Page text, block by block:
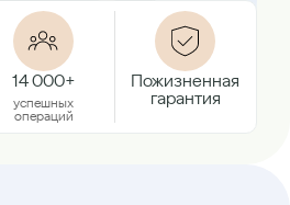
14 000+
успешных
операций
Пожизненная
гарантия